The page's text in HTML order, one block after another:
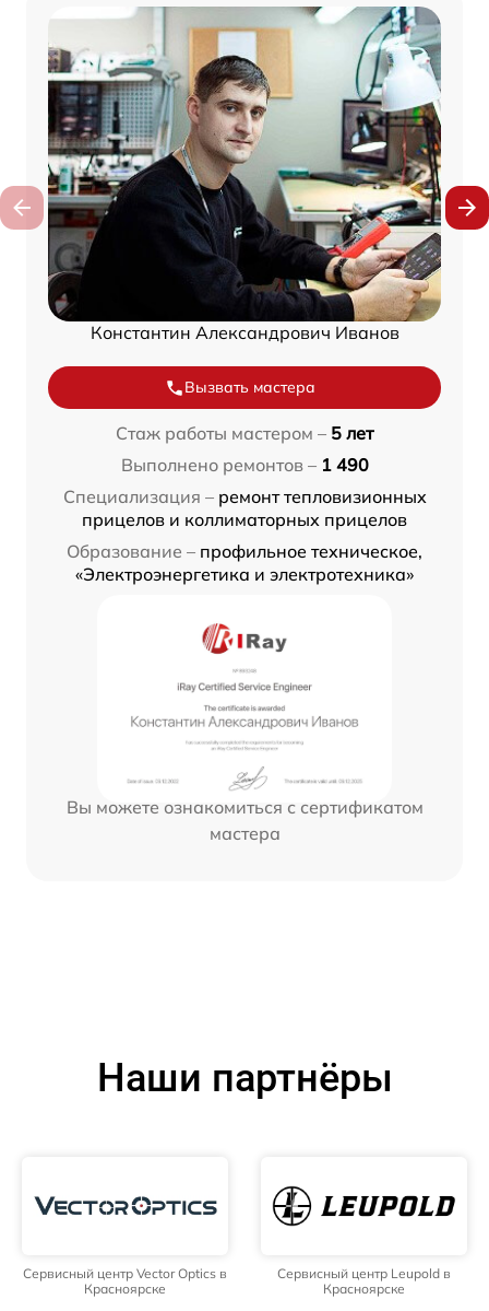
Константин Александрович Иванов
Вызвать мастера
Стаж работы мастером – 5 лет
Выполнено ремонтов – 1 490
Специализация – ремонт тепловизионных
прицелов и коллиматорных прицелов
Образование – профильное техническое,
«Электроэнергетика и электротехника»
Вы можете ознакомиться с сертификатом
мастера
Наши партнёры
Сервисный центр Vector Optics в
Красноярске
Сервисный центр Leupold в
Красноярске